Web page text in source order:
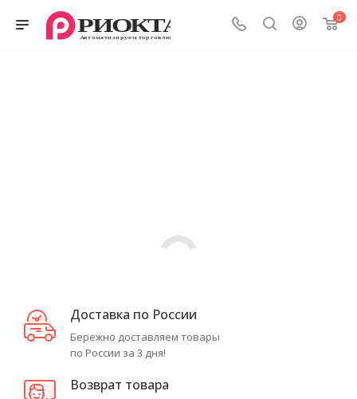
0
Доставка по России
Бережно доставляем товары
по России за 3 дня!
Возврат товара